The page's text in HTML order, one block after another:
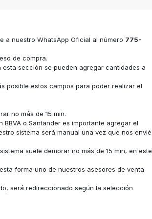
a nuestro WhatsApp Oficial al número 775-
de compra.
sección se pueden agregar cantidades a
posible estos campos para poder realizar el
no más de 15 min.
o Santander es importante agregar el
sistema será manual una vez que nos envié
suele demorar no más de 15 min, en este
forma uno de nuestros asesores de venta
será redireccionado según la selección